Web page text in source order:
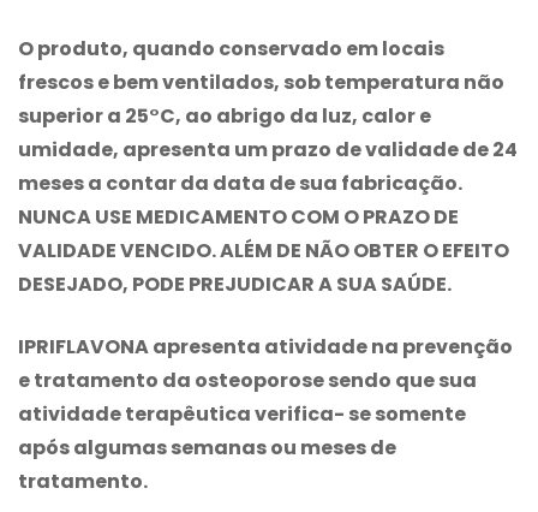
O produto, quando conservado em locais
frescos e bem ventilados, sob temperatura não
superior a 25°C, ao abrigo da luz, calor e
umidade, apresenta um prazo de validade de 24
meses a contar da data de sua fabricação.
NUNCA USE MEDICAMENTO COM O PRAZO DE
VALIDADE VENCIDO. ALÉM DE NÃO OBTER O EFEITO
DESEJADO, PODE PREJUDICAR A SUA SAÚDE.
IPRIFLAVONA apresenta atividade na prevenção
e tratamento da osteoporose sendo que sua
atividade terapêutica verifica- se somente
após algumas semanas ou meses de
tratamento.